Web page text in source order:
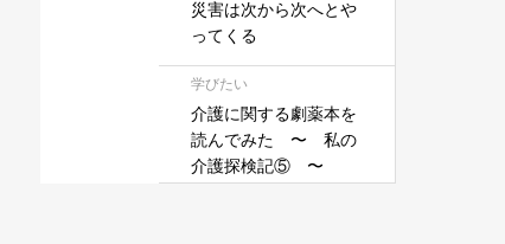
災害は次から次へとや
ってくる
学びたい
介護に関する劇薬本を
読んでみた 〜 私の
介護探検記⑤ 〜